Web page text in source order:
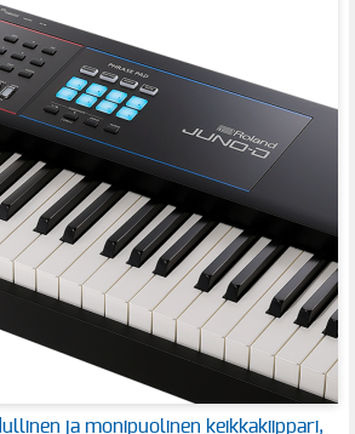
ja monipuolinen keikkakiippari,